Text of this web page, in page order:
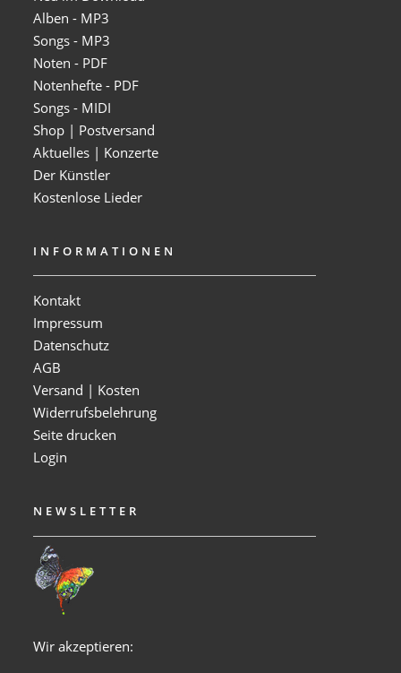
Alben - MP3
Songs - MP3
Noten - PDF
Notenhefte - PDF
Songs - MIDI
Shop | Postversand
Aktuelles | Konzerte
Der Künstler
Kostenlose Lieder
INFORMATIONEN
Kontakt
Impressum
Datenschutz
AGB
Versand | Kosten
Widerrufsbelehrung
Seite drucken
Login
NEWSLETTER
Wir akzeptieren: